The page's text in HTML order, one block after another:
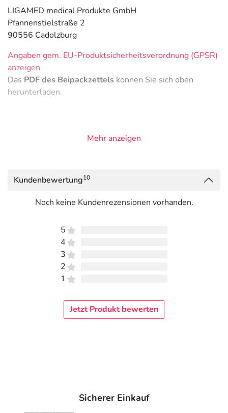
LIGAMED medical Produkte GmbH
Pfannenstielstraße 2
90556 Cadolzburg
Angaben gem. EU-Produktsicherheitsverordnung (GPSR)
anzeigen
Das PDF des Beipackzettels können Sie sich oben
herunterladen.
Mehr anzeigen
Kundenbewertung10
Noch keine Kundenrezensionen vorhanden.
5
4
3
2
1
Jetzt Produkt bewerten
Sicherer Einkauf